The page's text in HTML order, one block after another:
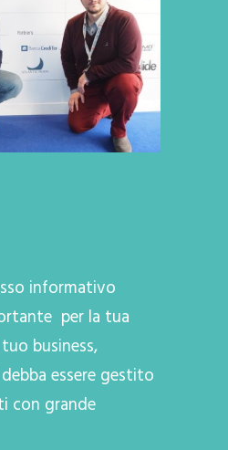
informativo
per la tua
business,
essere gestito
con grande